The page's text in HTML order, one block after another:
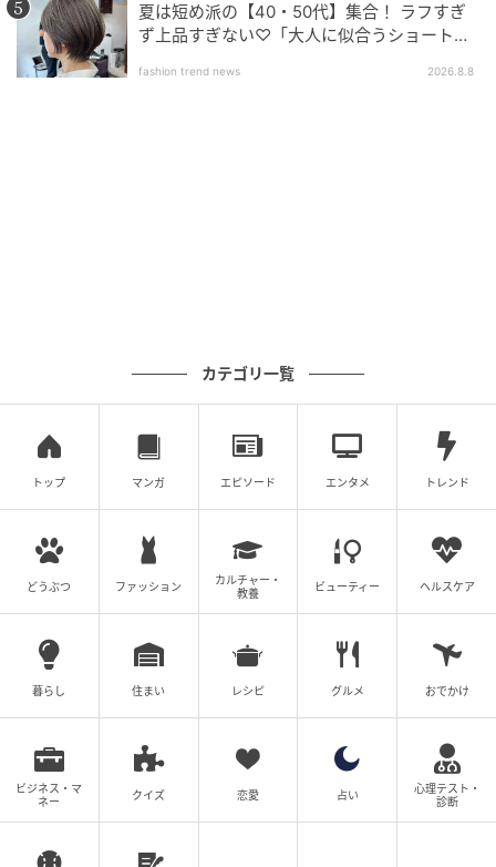
い心地が高く評価されています。冷蔵庫での保管（3〜
10℃）を推奨する処方で、鮮度にこだわったつくりに
なっています。ベスト美容液第1位、植物派ミドルアイ
テム部門1位にも輝きました♪
第4位
Anua PDRNヒアルロン酸ハイドレイティング
ミスト
夏は短め派の【40・50代】集合！ ラフすぎ
ず上品すぎない♡「大人に似合うショートボ
fashion trend news 2026.8.8
カテゴリ一覧
トップ マンガ エピソード エンタメ トレンド
どうぶつ ファッション
カルチャー・
教養
ビューティー ヘルスケア
暮らし 住まい レシピ グルメ おでかけ
ビジネス・マ
ネー
クイズ 恋愛 占い
心理テスト・
診断